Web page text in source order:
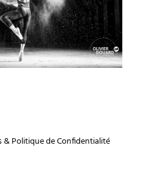
& Politique de Confidentialité